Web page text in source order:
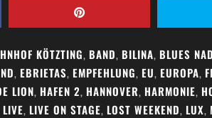
KÖTZTING, BAND, BILINA, BLUES
, EBRIETAS, EMPFEHLUNG, EU, EUROPA,
LION, HAFEN 2, HANNOVER, HARMONIE,
LIVE, LIVE ON STAGE, LOST WEEKEND, LUX,